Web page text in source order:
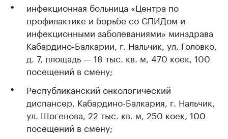
инфекционная больница «Центра по
профилактике и борьбе со СПИДом и
инфекционными заболеваниями» минздрава
Кабардино‐Балкарии, г. Нальчик, ул. Головко,
д. 7, площадь — 18 тыс. кв. м, 470 коек, 100
посещений в смену;
Республиканский онкологический
диспансер, Кабардино-Балкария, г. Нальчик,
ул. Шогенова, 22 тыс. кв. м, 250 коек, 100
посещений в смену;